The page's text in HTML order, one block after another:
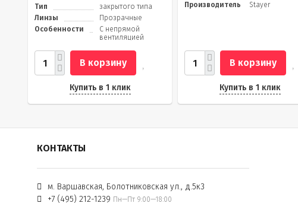
Тип
закрытого типа
Линзы
Прозрачные
Особенности
С непрямой
вентиляцией
В корзину
Купить в 1 клик
Производитель Stayer
В корзину
Купить в 1 клик
КОНТАКТЫ
м. Варшавская, Болотниковская ул., д.5к3
+7 (495) 212-1239 Пн—Пт 9:00—18:00